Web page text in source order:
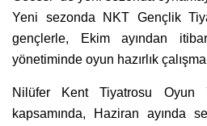
Yeni sezonda NKT Gençlik
gençlerle, Ekim ayından
yönetiminde oyun hazırlık
Nilüfer Kent Tiyatrosu Oyun
kapsamında, Haziran ayında